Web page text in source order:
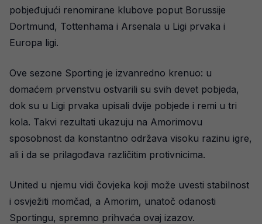
pobjeđujući renomirane klubove poput Borussije
Dortmund, Tottenhama i Arsenala u Ligi prvaka i
Europa ligi.
Ove sezone Sporting je izvanredno krenuo: u
domaćem prvenstvu ostvarili su svih devet pobjeda,
dok su u Ligi prvaka upisali dvije pobjede i remi u tri
kola. Takvi rezultati ukazuju na Amorimovu
sposobnost da konstantno održava visoku razinu igre,
ali i da se prilagođava različitim protivnicima.
United u njemu vidi čovjeka koji može uvesti stabilnost
i osvježiti momčad, a Amorim, unatoč odanosti
Sportingu, spremno prihvaća ovaj izazov.